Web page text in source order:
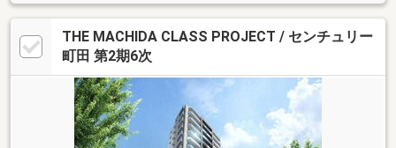
THE MACHIDA CLASS PROJECT / センチュリー
町田 第2期6次